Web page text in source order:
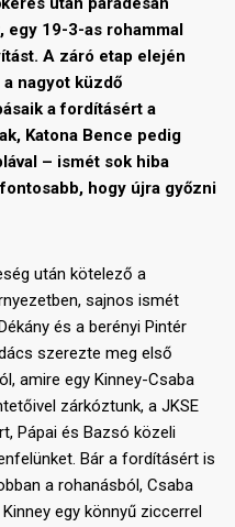
egy 19-3-as rohammal
A záró etap elején
nagyot küzdő
a fordításért a
Katona Bence pedig
– ismét sok hiba
hogy újra győzni
után kötelező a
sajnos ismét
és a berényi Pintér
szerezte meg első
amire egy Kinney-Csaba
zárkóztunk, a JKSE
Pápai és Bazsó közeli
Bár a fordításért is
a rohanásból, Csaba
egy könnyű ziccerrel